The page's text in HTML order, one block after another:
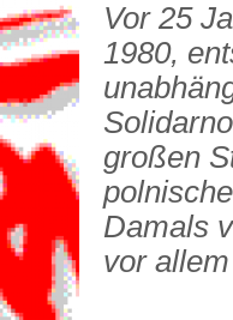
Vor 25
1980,
großen
Damals
vor